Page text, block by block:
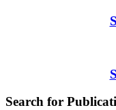
Search for